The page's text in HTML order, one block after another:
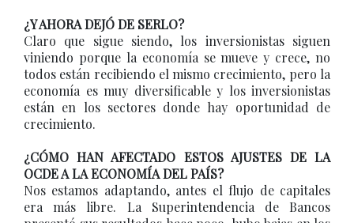
¿Y AHORA DEJÓ DE SERLO?
Claro que sigue siendo, los inversionistas siguen
viniendo porque la economía se mueve y crece, no
todos están recibiendo el mismo crecimiento, pero la
economía es muy diversificable y los inversionistas
están en los sectores donde hay oportunidad de
crecimiento.
¿CÓMO HAN AFECTADO ESTOS AJUSTES DE LA
OCDE A LA ECONOMÍA DEL PAÍS?
Nos estamos adaptando, antes el flujo de capitales
era más libre. La Superintendencia de Bancos